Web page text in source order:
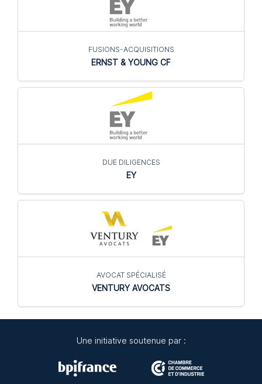
FUSIONS-ACQUISITIONS
ERNST & YOUNG CF
DUE DILIGENCES
EY
AVOCAT SPÉCIALISÉ
VENTURY AVOCATS
Une initiative soutenue par :